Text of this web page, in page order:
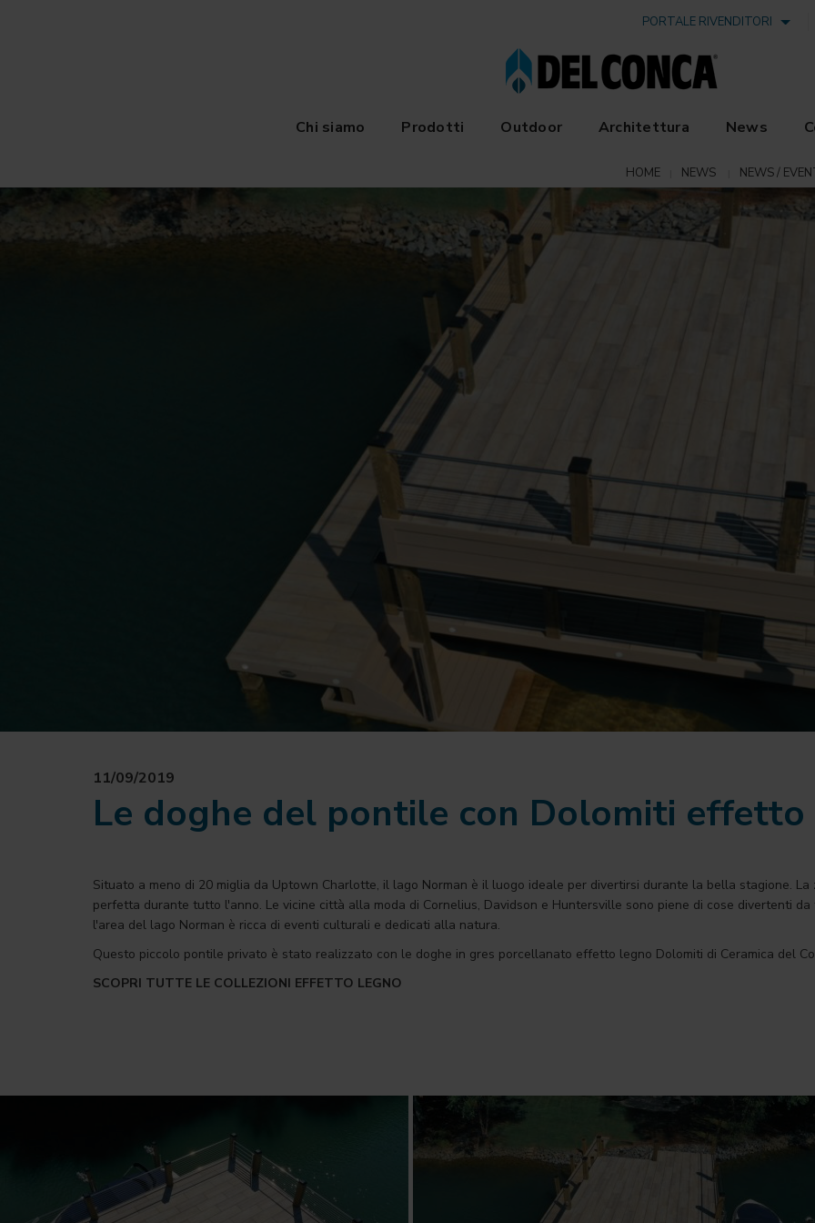
PORTALE RIVENDITORI
Chi siamo Prodotti Outdoor Architettura News
HOME NEWS NEWS /
11/09/2019
Le doghe del pontile con Dolomiti
Situato a meno di 20 miglia da Uptown Charlotte, il lago Norman è il luogo ideale per divertirsi durante la bella stagione.
perfetta durante tutto l'anno. Le vicine città alla moda di Cornelius, Davidson e Huntersville sono piene di cose divertenti
l'area del lago Norman è ricca di eventi culturali e dedicati alla natura.
Questo piccolo pontile privato è stato realizzato con le doghe in gres porcellanato effetto legno Dolomiti di Ceramica del
SCOPRI TUTTE LE COLLEZIONI EFFETTO LEGNO